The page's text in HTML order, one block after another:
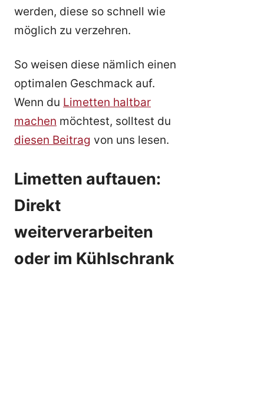
werden, diese so schnell wie
möglich zu verzehren.
So weisen diese nämlich einen
optimalen Geschmack auf.
Wenn du Limetten haltbar
machen möchtest, solltest du
diesen Beitrag von uns lesen.
Limetten auftauen:
Direkt
weiterverarbeiten
oder im Kühlschrank